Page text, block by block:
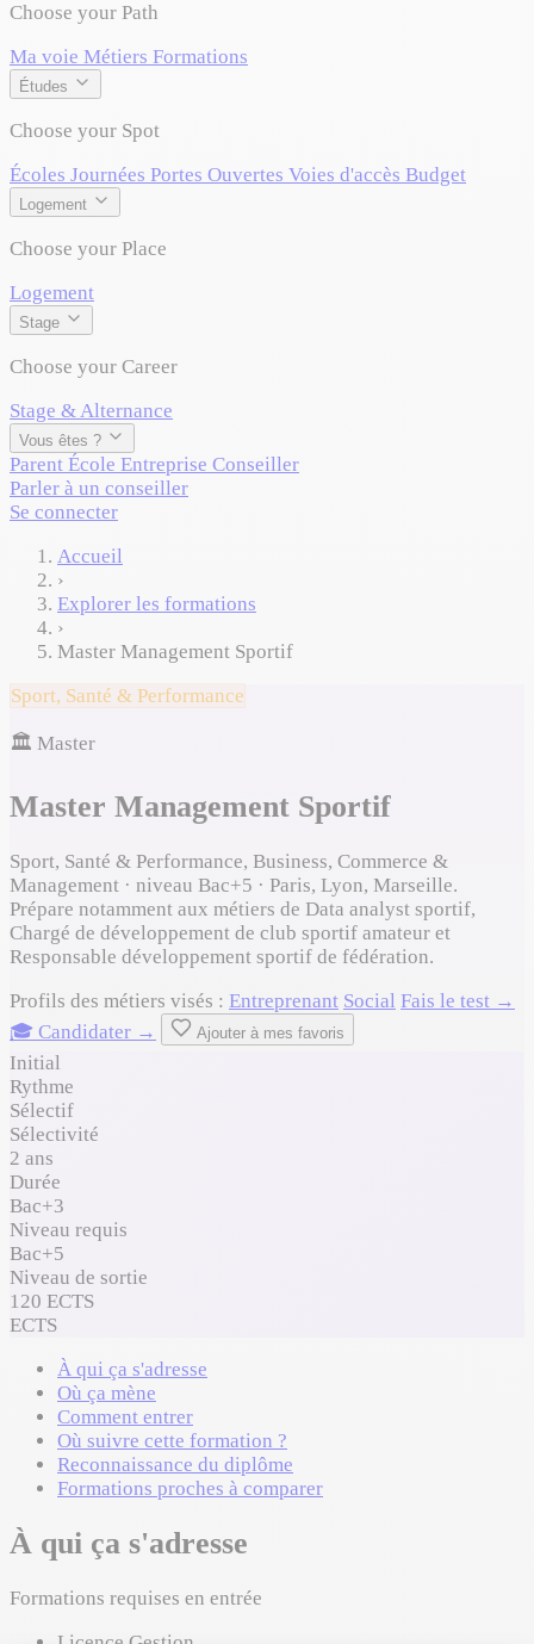
Choose your Path
Ma voie Métiers Formations
Études
Choose your Spot
Écoles Journées Portes Ouvertes Voies d'accès Budget
Logement
Choose your Place
Logement
Stage
Choose your Career
Stage & Alternance
Vous êtes ?
Parent École Entreprise Conseiller
Parler à un conseiller
Se connecter
Accueil
›
Explorer les formations
›
Master Management Sportif
Sport, Santé & Performance
🏛️ Master
Master Management Sportif
Sport, Santé & Performance, Business, Commerce &
Management · niveau Bac+5 · Paris, Lyon, Marseille.
Prépare notamment aux métiers de Data analyst sportif,
Chargé de développement de club sportif amateur et
Responsable développement sportif de fédération.
Profils des métiers visés : Entreprenant Social Fais le test →
🎓 Candidater →
Ajouter à mes favoris
Initial
Rythme
Sélectif
Sélectivité
2 ans
Durée
Bac+3
Niveau requis
Bac+5
Niveau de sortie
120 ECTS
ECTS
À qui ça s'adresse
Où ça mène
Comment entrer
Où suivre cette formation ?
Reconnaissance du diplôme
Formations proches à comparer
À qui ça s'adresse
Formations requises en entrée